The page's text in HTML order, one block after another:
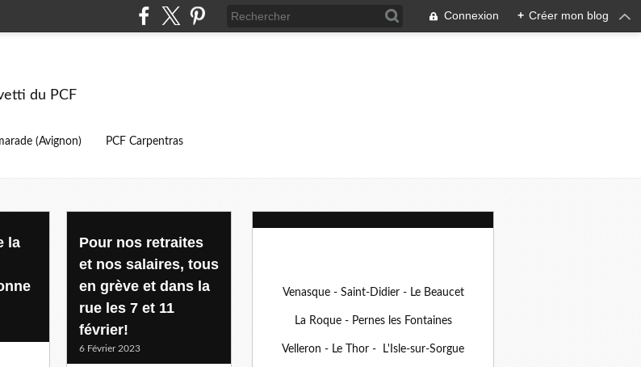
Connexion + Créer mon blog
du PCF
(Avignon) PCF Carpentras
la
Pour nos retraites
et nos salaires, tous
en grève et dans la
rue les 7 et 11
février!
6 Février 2023
Venasque - Saint-Didier - Le Beaucet
La Roque - Pernes les Fontaines
Velleron - Le Thor - L'Isle-sur-Sorgue